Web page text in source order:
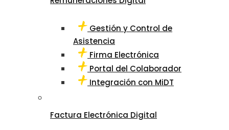
Gestión y Control de
Asistencia
Firma Electrónica
Portal del Colaborador
Integración con MiDT
Factura Electrónica Digital